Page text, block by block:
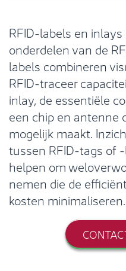
RFID-labels en
onderdelen van de
labels combineren
RFID-traceer
inlay, de essentiële
een chip en antenne
mogelijk maakt.
tussen RFID-tags of
helpen om
nemen die de
kosten minimaliseren.